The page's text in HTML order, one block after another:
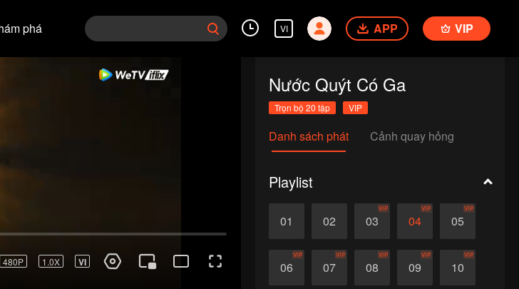
phá VI APP VIP
Nước Quýt Có Ga
Trọn bộ 20 tập VIP
Danh sách phát Cảnh quay hỏng
Playlist
01 02 03
VIP
04
VIP
05
VIP
06
VIP
07
VIP
08
VIP
09
VIP
10
VIP